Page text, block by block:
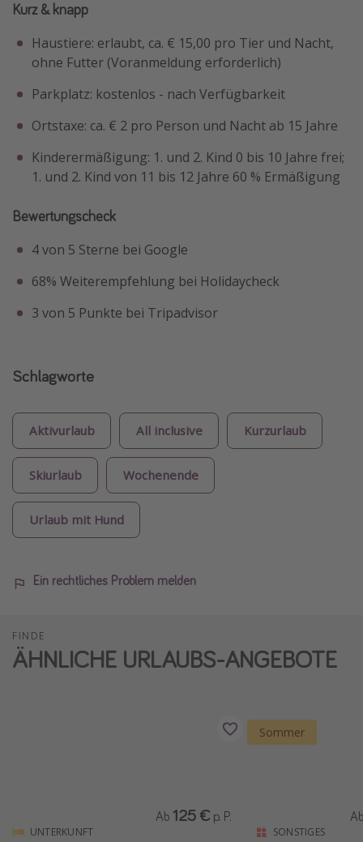
Kurz & knapp
Haustiere: erlaubt, ca. € 15,00 pro Tier und Nacht,
ohne Futter (Voranmeldung erforderlich)
Parkplatz: kostenlos - nach Verfügbarkeit
Ortstaxe: ca. € 2 pro Person und Nacht ab 15 Jahre
Kinderermäßigung: 1. und 2. Kind 0 bis 10 Jahre frei;
1. und 2. Kind von 11 bis 12 Jahre 60 % Ermäßigung
Bewertungscheck
4 von 5 Sterne bei Google
68% Weiterempfehlung bei Holidaycheck
3 von 5 Punkte bei Tripadvisor
Schlagworte
Aktivurlaub All inclusive Kurzurlaub
Skiurlaub Wochenende
Urlaub mit Hund
Ein rechtliches Problem melden
FINDE
ÄHNLICHE URLAUBS-ANGEBOTE
UNTERKUNFT
Ab 125 € p. P.
Sommer
SONSTIGES